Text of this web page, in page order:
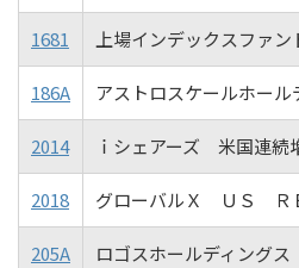
1681 上場インデックスファ
186A アストロスケールホール
2014 ｉシェアーズ 米国連
2018 グローバルＸ ＵＳ Ｒ
205A ロゴスホールディングス